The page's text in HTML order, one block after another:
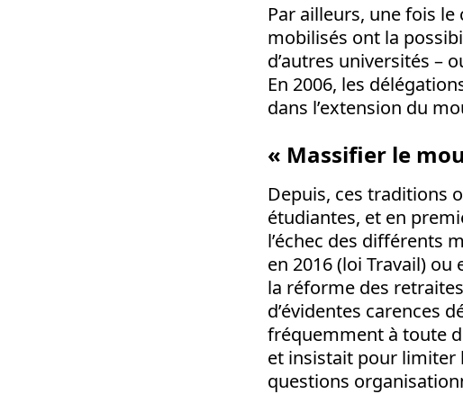
Par ailleurs, une fois
mobilisés ont la
d’autres universités –
En 2006, les
dans l’extension du
« Massifier le
Depuis, ces traditions
étudiantes, et en
l’échec des différents
en 2016 (loi Travail)
la réforme des
d’évidentes carences
fréquemment à toute
et insistait pour limiter
questions